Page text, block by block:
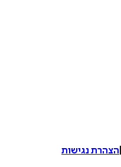
הצהרת נגישות